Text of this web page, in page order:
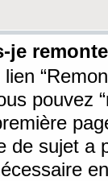
je
pouvez
de sujet a